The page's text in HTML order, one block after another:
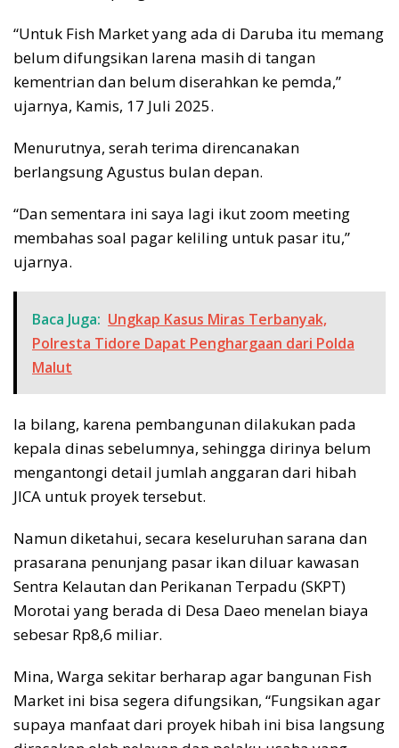
“Untuk Fish Market yang ada di Daruba itu memang
belum difungsikan larena masih di tangan
kementrian dan belum diserahkan ke pemda,”
ujarnya, Kamis, 17 Juli 2025.
Menurutnya, serah terima direncanakan
berlangsung Agustus bulan depan.
“Dan sementara ini saya lagi ikut zoom meeting
membahas soal pagar keliling untuk pasar itu,”
ujarnya.
Baca Juga: Ungkap Kasus Miras Terbanyak,
Polresta Tidore Dapat Penghargaan dari Polda
Malut
Ia bilang, karena pembangunan dilakukan pada
kepala dinas sebelumnya, sehingga dirinya belum
mengantongi detail jumlah anggaran dari hibah
JICA untuk proyek tersebut.
Namun diketahui, secara keseluruhan sarana dan
prasarana penunjang pasar ikan diluar kawasan
Sentra Kelautan dan Perikanan Terpadu (SKPT)
Morotai yang berada di Desa Daeo menelan biaya
sebesar Rp8,6 miliar.
Mina, Warga sekitar berharap agar bangunan Fish
Market ini bisa segera difungsikan, “Fungsikan agar
supaya manfaat dari proyek hibah ini bisa langsung